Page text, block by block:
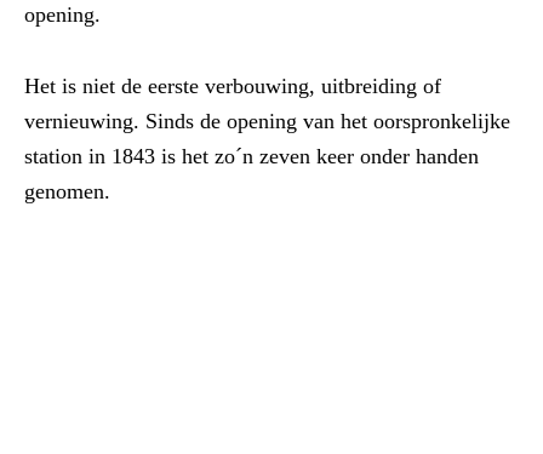
opening.
Het is niet de eerste verbouwing, uitbreiding of
vernieuwing. Sinds de opening van het oorspronkelijke
station in 1843 is het zo´n zeven keer onder handen
genomen.